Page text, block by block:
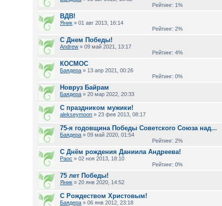
Рейтинг: 1%
ВДВ!
Яник » 01 авг 2013, 16:14
Рейтинг: 2%
С Днем Победы!
Andrew » 09 май 2021, 13:17
Рейтинг: 4%
КОСМОС
Баядера » 13 апр 2021, 00:26
Рейтинг: 0%
Новруз Байрам
Баядера » 20 мар 2022, 20:33
С праздником мужики!
alekseymoon » 23 фев 2013, 08:17
75-я годовщина Победы Советского Союза над...
Баядера » 09 май 2020, 01:54
Рейтинг: 2%
С Днём рождения Даниила Андреева!
Раос » 02 ноя 2013, 18:10
Рейтинг: 0%
75 лет Победы!
Яник » 20 янв 2020, 14:52
С Рождеством Христовым!
Баядера » 06 янв 2012, 23:18